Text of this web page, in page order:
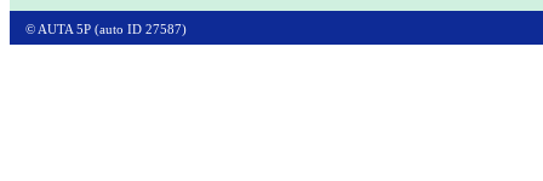
© AUTA 5P (auto ID 27587)